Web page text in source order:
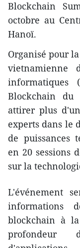
Blockchain
octobre au
Hanoï.
Organisé pour
vietnamienne
informatiques
Blockchain du
attirer plus
experts dans le
de puissances
en 20 sessions
sur la
L'événement
informations
blockchain à
profondeur